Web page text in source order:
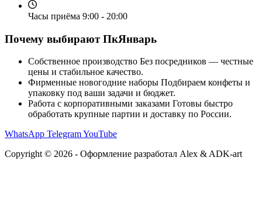
Часы приёма 9:00 - 20:00
Почему выбирают ПкЯнварь
Собственное производство Без посредников — честные
цены и стабильное качество.
Фирменные новогодние наборы Подбираем конфеты и
упаковку под ваши задачи и бюджет.
Работа с корпоративными заказами Готовы быстро
обработать крупные партии и доставку по России.
WhatsApp TelegramYouTube
Copyright © 2026 - Оформление разработал Alex & ADK-art